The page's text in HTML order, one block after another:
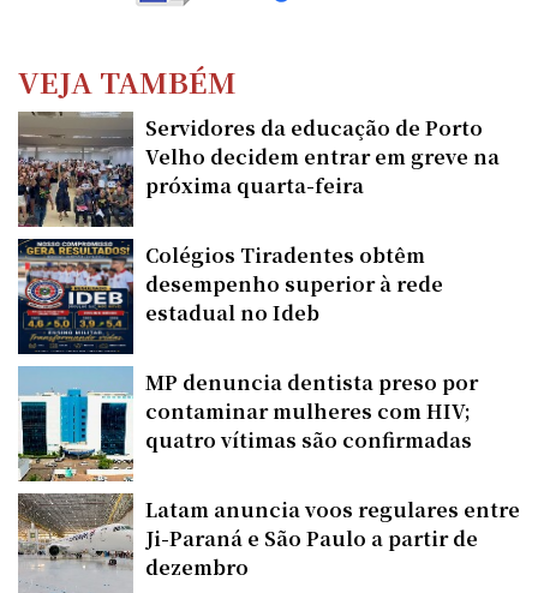
VEJA TAMBÉM
Servidores da educação de Porto
Velho decidem entrar em greve na
próxima quarta-feira
Colégios Tiradentes obtêm
desempenho superior à rede
estadual no Ideb
MP denuncia dentista preso por
contaminar mulheres com HIV;
quatro vítimas são confirmadas
Latam anuncia voos regulares entre
Ji-Paraná e São Paulo a partir de
dezembro